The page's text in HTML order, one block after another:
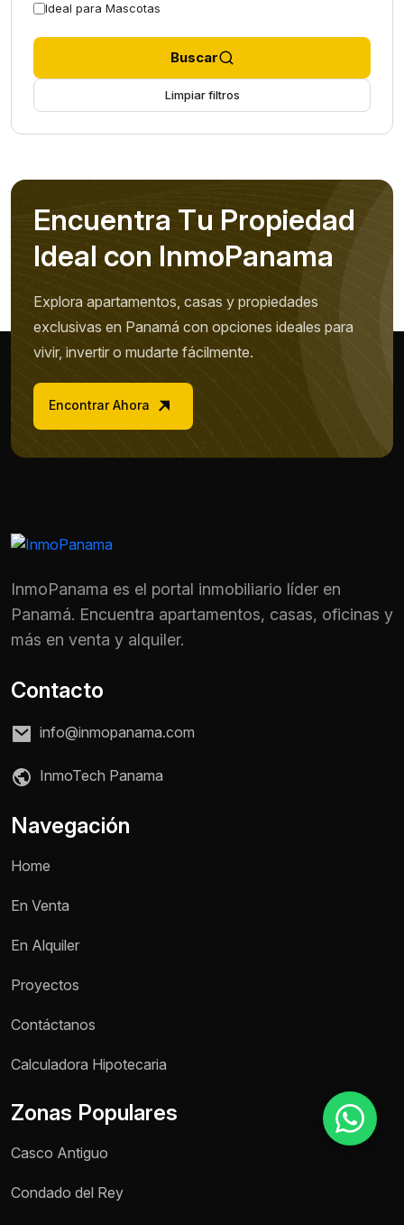
Teléfono / WhatsApp *
Ideal para Mascotas
Buscar
Limpiar filtros
Encuentra Tu Propiedad
Ideal con InmoPanama
Explora apartamentos, casas y propiedades
exclusivas en Panamá con opciones ideales para
vivir, invertir o mudarte fácilmente.
Encontrar Ahora
InmoPanama es el portal inmobiliario líder en
Panamá. Encuentra apartamentos, casas, oficinas y
más en venta y alquiler.
Contacto
info@inmopanama.com
InmoTech Panama
Navegación
Home
En Venta
En Alquiler
Proyectos
Contáctanos
Calculadora Hipotecaria
Zonas Populares
Casco Antiguo
Condado del Rey